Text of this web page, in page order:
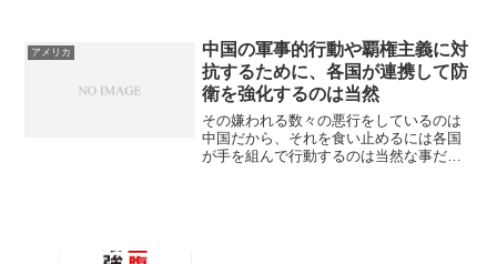
アメリカ
中国の軍事的行動や覇権主義に対
抗するために、各国が連携して防
衛を強化するのは当然
その嫌われる数々の悪行をしているのは
中国だから、それを食い止めるには各国
が手を組んで行動するのは当然な事だろ